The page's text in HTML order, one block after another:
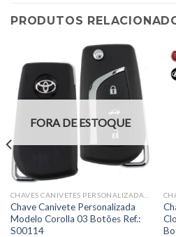
PRODUTOS
FORA DE ESTOQUE
Chave Canivete Personalizada
Modelo Corolla 03 Botões Ref.:
S00114